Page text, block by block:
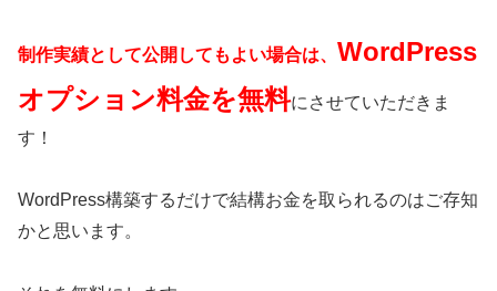
制作実績として公開してもよい場合は、 WordPress
オプション料金を無料にさせていただきま
す！
WordPress構築するだけで結構お金を取られるのはご存知
かと思います。